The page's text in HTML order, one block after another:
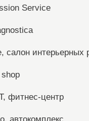
Service
салон интерьерных
фитнес-центр